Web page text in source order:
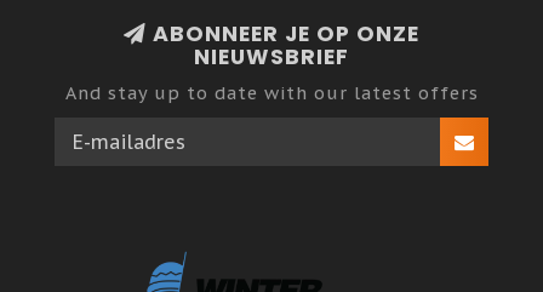
ABONNEER JE OP ONZE
NIEUWSBRIEF
And stay up to date with our latest offers